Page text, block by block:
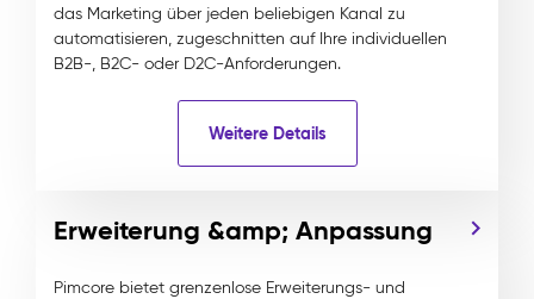
das Marketing über jeden beliebigen Kanal zu
automatisieren, zugeschnitten auf Ihre individuellen
B2B-, B2C- oder D2C-Anforderungen.
Weitere Details
Erweiterung &amp; Anpassung
Pimcore bietet grenzenlose Erweiterungs- und